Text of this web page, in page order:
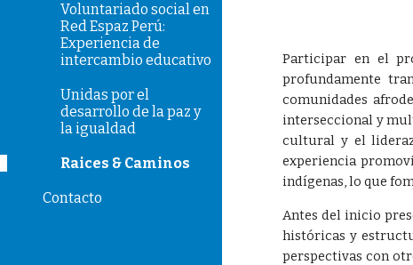
Voluntariado social en
Red Espaz Perú:
Experiencia de
intercambio educativo
Unidas por el
desarrollo de la paz y
la igualdad
Raices & Caminos
Contacto
Participar en el
profundamente
comunidades
interseccional y
cultural y el
experiencia
indígenas, lo que
Antes del inicio
históricas y
perspectivas con